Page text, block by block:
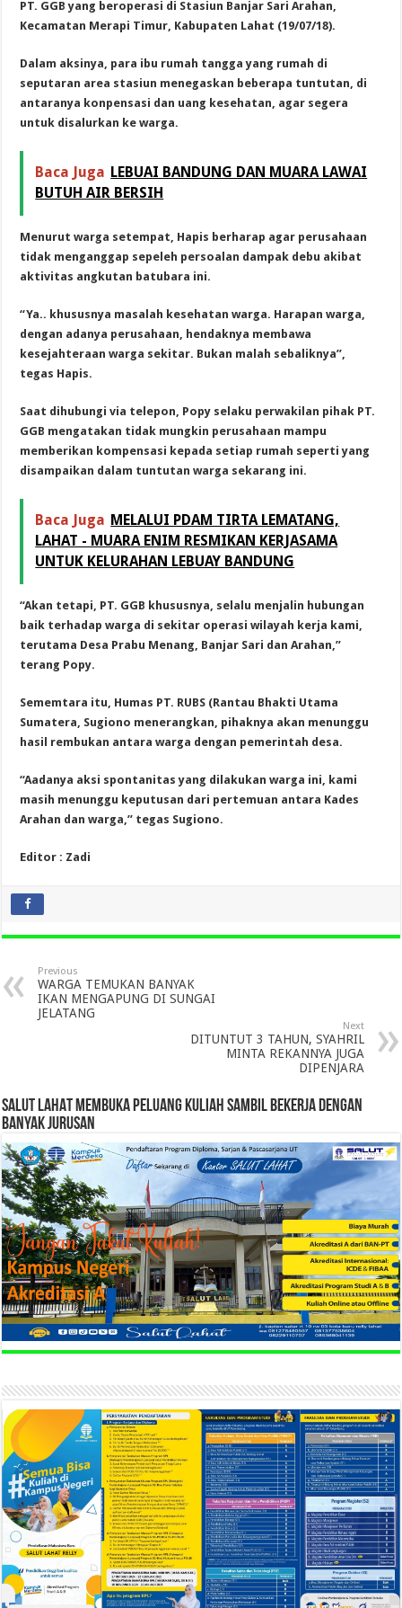
PT. GGB yang beroperasi di Stasiun Banjar Sari Arahan,
Kecamatan Merapi Timur, Kabupaten Lahat (19/07/18).
Dalam aksinya, para ibu rumah tangga yang rumah di
seputaran area stasiun menegaskan beberapa tuntutan, di
antaranya konpensasi dan uang kesehatan, agar segera
untuk disalurkan ke warga.
Baca Juga LEBUAI BANDUNG DAN MUARA LAWAI
BUTUH AIR BERSIH
Menurut warga setempat, Hapis berharap agar perusahaan
tidak menganggap sepeleh persoalan dampak debu akibat
aktivitas angkutan batubara ini.
“Ya.. khususnya masalah kesehatan warga. Harapan warga,
dengan adanya perusahaan, hendaknya membawa
kesejahteraan warga sekitar. Bukan malah sebaliknya”,
tegas Hapis.
Saat dihubungi via telepon, Popy selaku perwakilan pihak PT.
GGB mengatakan tidak mungkin perusahaan mampu
memberikan kompensasi kepada setiap rumah seperti yang
disampaikan dalam tuntutan warga sekarang ini.
Baca Juga MELALUI PDAM TIRTA LEMATANG,
LAHAT - MUARA ENIM RESMIKAN KERJASAMA
UNTUK KELURAHAN LEBUAY BANDUNG
“Akan tetapi, PT. GGB khususnya, selalu menjalin hubungan
baik terhadap warga di sekitar operasi wilayah kerja kami,
terutama Desa Prabu Menang, Banjar Sari dan Arahan,”
terang Popy.
Sememtara itu, Humas PT. RUBS (Rantau Bhakti Utama
Sumatera, Sugiono menerangkan, pihaknya akan menunggu
hasil rembukan antara warga dengan pemerintah desa.
“Aadanya aksi spontanitas yang dilakukan warga ini, kami
masih menunggu keputusan dari pertemuan antara Kades
Arahan dan warga,” tegas Sugiono.
Editor : Zadi
Previous
WARGA TEMUKAN BANYAK
IKAN MENGAPUNG DI SUNGAI
JELATANG
Next
DITUNTUT 3 TAHUN, SYAHRIL
MINTA REKANNYA JUGA
DIPENJARA
SALUT LAHAT MEMBUKA PELUANG KULIAH SAMBIL BEKERJA DENGAN
BANYAK JURUSAN